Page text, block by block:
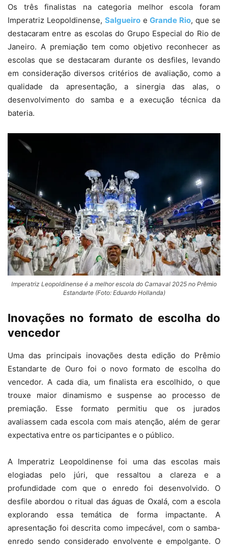
Os três finalistas na categoria melhor escola foram
Imperatriz Leopoldinense, SalgueiroeGrande Rio, que se
destacaram entre as escolas do Grupo Especial do Rio de
Janeiro. A premiação tem como objetivo reconhecer as
escolas que se destacaram durante os desfiles, levando
em consideração diversos critérios de avaliação, como a
qualidade da apresentação, a sinergia das alas, o
desenvolvimento do samba e a execução técnica da
bateria.
Imperatriz Leopoldinense é a melhor escola do Carnaval 2025 no Prêmio
Estandarte (Foto: Eduardo Hollanda)
Inovações no formato de escolha do
vencedor
Uma das principais inovações desta edição do Prêmio
Estandarte de Ouro foi o novo formato de escolha do
vencedor. A cada dia, um finalista era escolhido, o que
trouxe maior dinamismo e suspense ao processo de
premiação. Esse formato permitiu que os jurados
avaliassem cada escola com mais atenção, além de gerar
expectativa entre os participantes e o público.
A Imperatriz Leopoldinense foi uma das escolas mais
elogiadas pelo júri, que ressaltou a clareza e a
profundidade com que o enredo foi desenvolvido. O
desfile abordou o ritual das águas de Oxalá, com a escola
explorando essa temática de forma impactante. A
apresentação foi descrita como impecável, com o samba-
enredo sendo considerado envolvente e empolgante. O